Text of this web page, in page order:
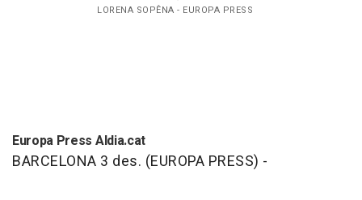
LORENA SOPÊNA - EUROPA PRESS
Europa Press Aldia.cat
BARCELONA 3 des. (EUROPA PRESS) -